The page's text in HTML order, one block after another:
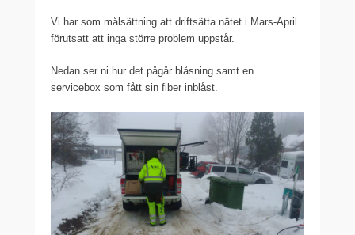
Vi har som målsättning att driftsätta nätet i Mars-April
förutsatt att inga större problem uppstår.
Nedan ser ni hur det pågår blåsning samt en
servicebox som fått sin fiber inblåst.